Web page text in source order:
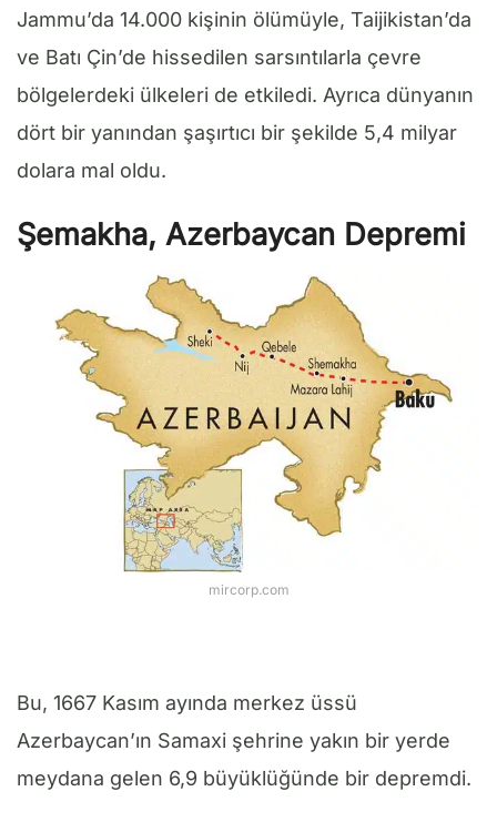
Jammu’da 14.000 kişinin ölümüyle, Taijikistan’da
ve Batı Çin’de hissedilen sarsıntılarla çevre
bölgelerdeki ülkeleri de etkiledi. Ayrıca dünyanın
dört bir yanından şaşırtıcı bir şekilde 5,4 milyar
dolara mal oldu.
Şemakha, Azerbaycan Depremi
mircorp.com
Bu, 1667 Kasım ayında merkez üssü
Azerbaycan’ın Samaxi şehrine yakın bir yerde
meydana gelen 6,9 büyüklüğünde bir depremdi.